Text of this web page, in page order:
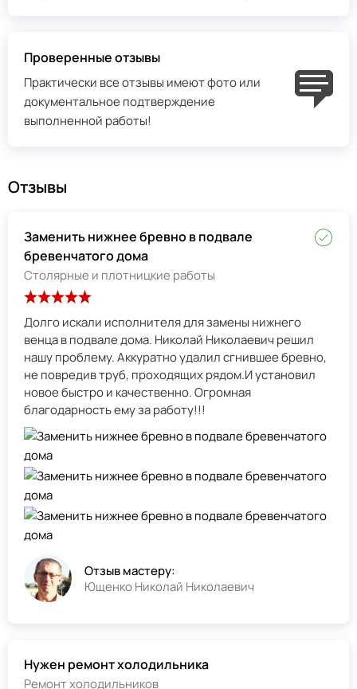
Проверенные отзывы
Практически все отзывы имеют фото или
документальное подтверждение
выполненной работы!
Отзывы
Заменить нижнее бревно в подвале
бревенчатого дома
Столярные и плотницкие работы
Долго искали исполнителя для замены нижнего
венца в подвале дома. Николай Николаевич решил
нашу проблему. Аккуратно удалил сгнившее бревно,
не повредив труб, проходящих рядом.И установил
новое быстро и качественно. Огромная
благодарность ему за работу!!!
Отзыв мастеру:
Ющенко Николай Николаевич
Нужен ремонт холодильника
Ремонт холодильников